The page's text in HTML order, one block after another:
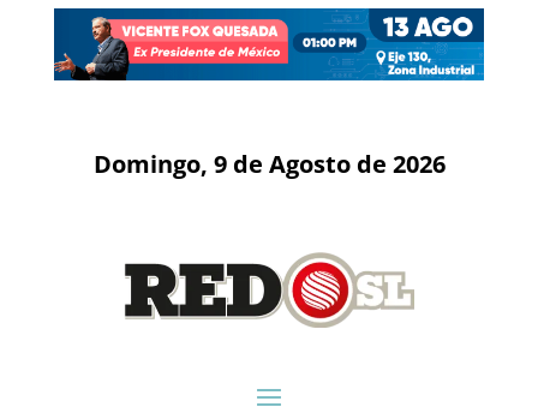
Domingo, 9 de Agosto de 2026